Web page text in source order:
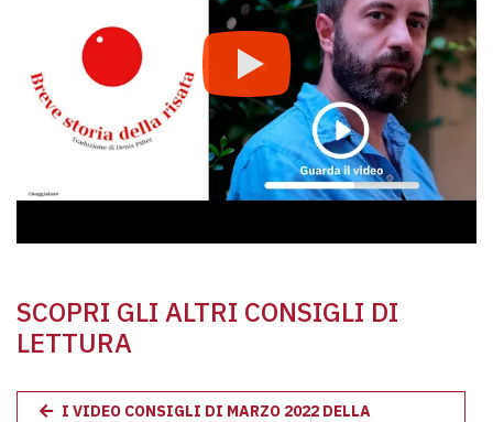
SCOPRI GLI ALTRI CONSIGLI DI
LETTURA
I VIDEO CONSIGLI DI MARZO 2022 DELLA